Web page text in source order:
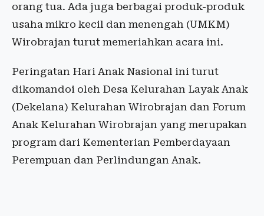
orang tua. Ada juga berbagai produk-produk
usaha mikro kecil dan menengah (UMKM)
Wirobrajan turut memeriahkan acara ini.
Peringatan Hari Anak Nasional ini turut
dikomandoi oleh Desa Kelurahan Layak Anak
(Dekelana) Kelurahan Wirobrajan dan Forum
Anak Kelurahan Wirobrajan yang merupakan
program dari Kementerian Pemberdayaan
Perempuan dan Perlindungan Anak.